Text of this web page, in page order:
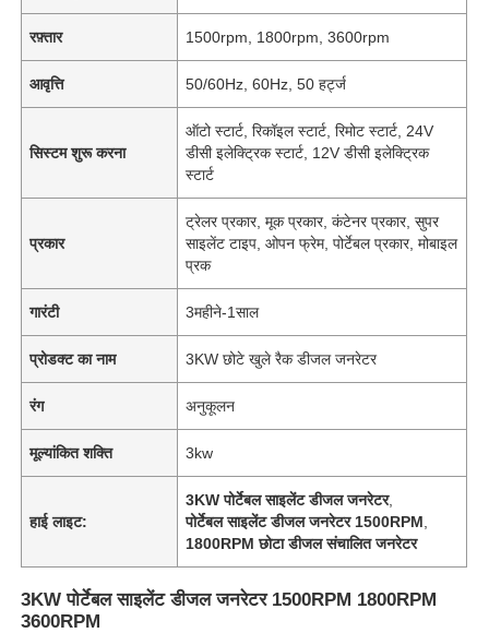
रफ़्तार 1500rpm, 1800rpm, 3600rpm
आवृत्ति 50/60Hz, 60Hz, 50 हर्ट्ज
सिस्टम शुरू करना
ऑटो स्टार्ट, रिकॉइल स्टार्ट, रिमोट स्टार्ट, 24V
डीसी इलेक्ट्रिक स्टार्ट, 12V डीसी इलेक्ट्रिक
स्टार्ट
प्रकार
ट्रेलर प्रकार, मूक प्रकार, कंटेनर प्रकार, सुपर
साइलेंट टाइप, ओपन फ्रेम, पोर्टेबल प्रकार, मोबाइल
प्रक
गारंटी 3महीने-1साल
प्रोडक्ट का नाम 3KW छोटे खुले रैक डीजल जनरेटर
रंग अनुकूलन
मूल्यांकित शक्ति 3kw
हाई लाइट:
3KW पोर्टेबल साइलेंट डीजल जनरेटर,
पोर्टेबल साइलेंट डीजल जनरेटर 1500RPM
1800RPM छोटा डीजल संचालित जनरेटर
3KW पोर्टेबल साइलेंट डीजल जनरेटर 1500RPM 1800RPM
3600RPM